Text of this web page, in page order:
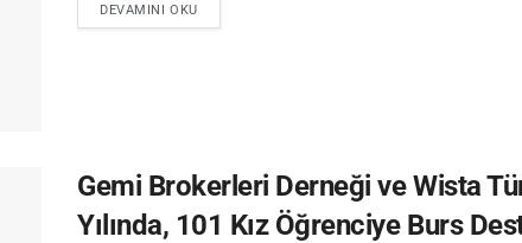
DEVAMINI OKU
Gemi Brokerleri Derneği ve Wista
Yılında, 101 Kız Öğrenciye Burs